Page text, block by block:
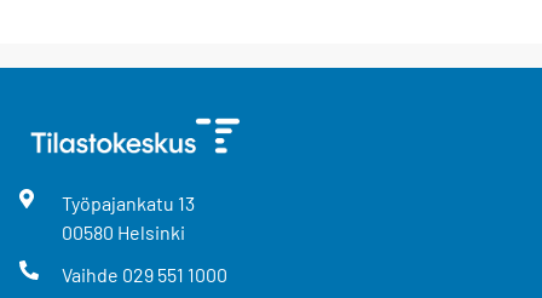
Työpajankatu 13
00580 Helsinki
Vaihde 029 551 1000